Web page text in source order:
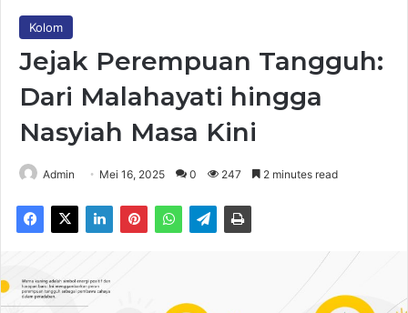
Kolom
Jejak Perempuan Tangguh:
Dari Malahayati hingga
Nasyiah Masa Kini
Admin Mei 16, 2025 0 247 2 minutes read